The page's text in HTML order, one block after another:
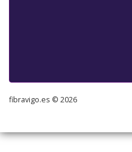
fibravigo.es © 2026